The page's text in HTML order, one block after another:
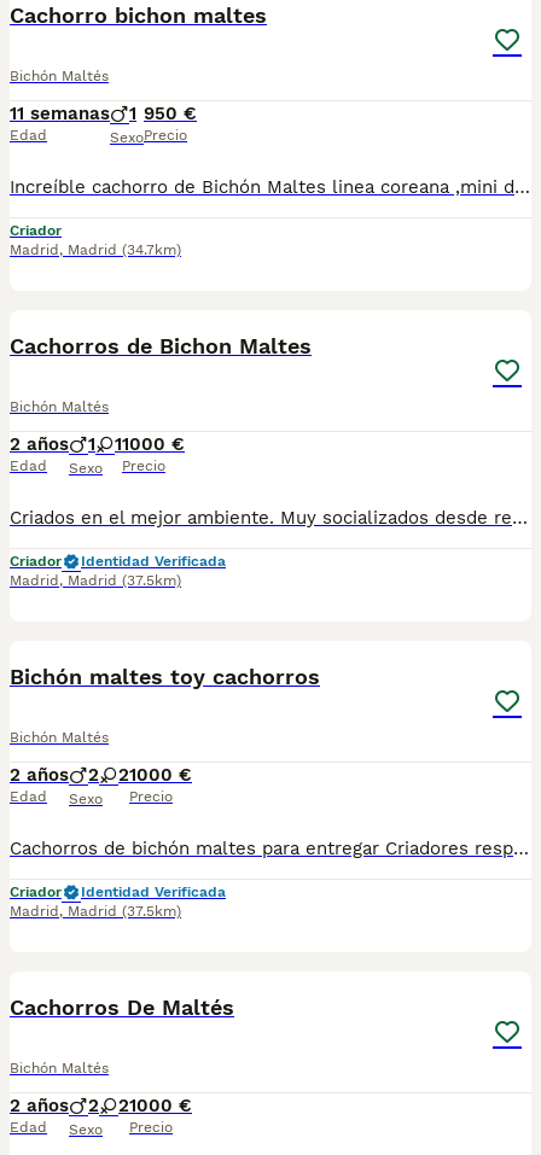
Cachorro bichon maltes
Bichón Maltés
11 semanas
Edad
1
Sexo
950 €
Precio
Increíble cachorro de Bichón Maltes linea coreana ,mini de verdad !! tenemos machos y hembras ,distintos colores Nuestros cachorros nacen y crecen en un ambiente familiar ,sin jaulas ,con un respeto y exclusiva cria,somos respetuosos con el tiempo de destete ,cada cachorro necesita su tiempo.. Destetamos con un pienso de alta calidad , Cachorros revisados ,desde el nacimiento ,hasta la entrega por un veterinario competente ,buscando siempre el bienestar de nuestros animales.. Sociabilizados y equilibrados tanto padres como cachorros Se entregan con todo el protocolo veterinario legal,y garantías por escrito completas.. Tenemos servicio de entrega personalizado a cualquier punto de España,directo.. El precio puede cambiar tanto en sexo como en características del cachorro. Dejanos tú teléfono y te mandamos toda la información fotos y vídeos ..
Criador
Madrid , Madrid (34.7km)
Cachorros de Bichon Maltes
Bichón Maltés
2 años
Edad
1 1
Sexo
1000 €
Precio
Criados en el mejor ambiente. Muy socializados desde recien nacidos Con todo en regla. Se entregan con todo el protocolo sanitario al día, cartilla, vacunas pertinentes a la edad, desparasitaciones internas y externas, contrato y garantías. Puede conocernos en altodelpago.es o en instagram @altodelpago Tlf y whastapp 679 67 30 10 Instalaciones en plena naturaleza. visitanos cualquier dia del año
Criador
Identidad Verificada
Madrid , Madrid (37.5km)
Bichón maltes toy cachorros
Bichón Maltés
2 años
Edad
2 2
Sexo
1000 €
Precio
Cachorros de bichón maltes para entregar Criadores responsables de la raza Criados en el mejor ambiente natural. 12000 m2 en plena naturaleza. altodelpago.es @altodelpago tlf 679 67 30 10 Contacta con nosotros para obtener una información más detallada y saber disponibilidad de nuestros ejemplares. pedimos seriedad
Criador
Identidad Verificada
Madrid , Madrid (37.5km)
Cachorros De Maltés
Bichón Maltés
2 años
Edad
2 2
Sexo
1000 €
Precio